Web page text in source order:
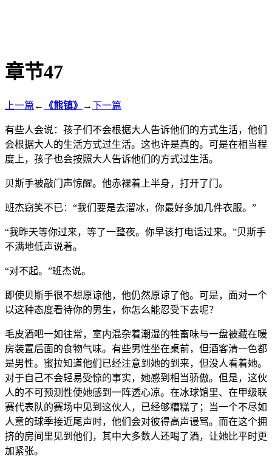
章节47
上一篇 ← 《熊镇》 →下一篇
有些人会说：孩子们不会根据大人告诉他们的方式生活，他们
会根据大人的生活方式过生活。这也许是真的。可是在相当程
度上，孩子也会按照大人告诉他们的方式过生活。
贝斯手被敲门声惊醒。他赤裸着上半身，打开了门。
班杰窃笑不已：“我们要是去溜冰，你最好多加几件衣服。”
“我昨天等你过来，等了一整夜。你早该打电话过来。”贝斯手
不满地低声说着。
“对不起。”班杰说。
即使贝斯手很不想原谅他，他仍然原谅了他。可是，面对一个
以这种态度看待你的男生，你怎么能忍受下去呢？
毛皮酒吧一如往常，室内混杂着潮湿的牲畜味与一盘被藏在暖
房装置后面的食物气味。有些男性坐在桌前，但酒客清一色都
是男性。蜜拉知道他们已经注意到她的到来，但没人看着她。
对于自己不会轻易受惊的事实，她感到相当骄傲。但是，这伙
人的不可预测性使她感到一阵透心凉。在冰球馆里、在甲级联
赛代表队的赛场中见到这伙人，已经够糟糕了；当一个不尽如
人意的球季接近尾声时，他们会对彼得高声谩骂。而在这个拥
挤的房间里见到他们，其中大多数人还喝了酒，让她比平时更
加紧张。